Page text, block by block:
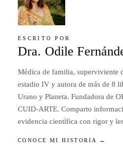
ESCRITO POR
Dra. Odile
Médica de familia, superviviente
estadio IV y autora de más de 8
Urano y Planeta. Fundadora de
CUID-ARTE. Comparto
evidencia científica con rigor y
CONOCE MI HISTORIA →